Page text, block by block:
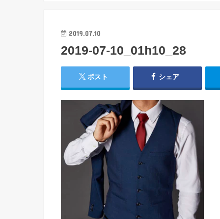
2019.07.10
2019-07-10_01h10_28
ポスト シェア